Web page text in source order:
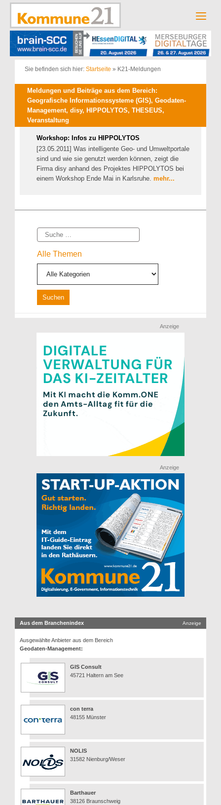
Zum
springen
Sie befinden sich hier: Startseite » K21-Meldungen
Meldungen und Beiträge aus dem Bereich:
Geografische Informationssysteme (GIS), Geodaten-
Management, disy, HIPPOLYTOS, THESEUS,
Veranstaltung
Workshop: Infos zu HIPPOLYTOS
[23.05.2011] Was intelligente Geo- und Umweltportale
sind und wie sie genutzt werden können, zeigt die
Firma disy anhand des Projektes HIPPOLYTOS bei
einem Workshop Ende Mai in Karlsruhe. mehr...
Suche
Alle Themen
Anzeige
Anzeige
Aus dem Branchenindex Anzeige
Ausgewählte Anbieter aus dem Bereich
Geodaten-Management:
GIS Consult
45721 Haltern am See
con terra
48155 Münster
NOLIS
31582 Nienburg/Weser
Barthauer
38126 Braunschweig